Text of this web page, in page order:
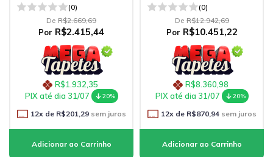
(0)
De R$2.669,69
Por R$2.415,44
R$1.932,35
PIX até dia 31/07
20%
12x de R$201,29sem juros
(0)
De R$12.942,69
Por R$10.451,22
R$8.360,98
PIX até dia 31/07
20%
12x de R$870,94sem juros